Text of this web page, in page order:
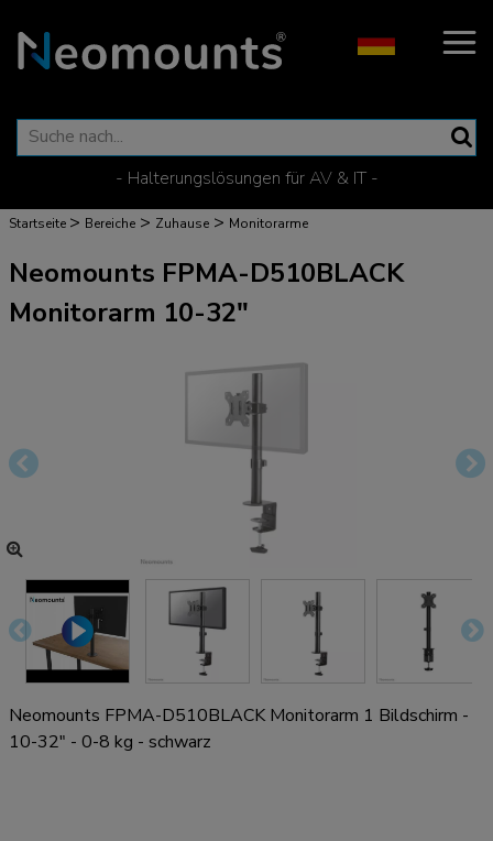
- Halterungslösungen für AV & IT -
Startseite > Bereiche > Zuhause > Monitorarme
Neomounts FPMA-D510BLACK
Monitorarm 10-32"
Neomounts FPMA-D510BLACK Monitorarm 1 Bildschirm -
10-32" - 0-8 kg - schwarz